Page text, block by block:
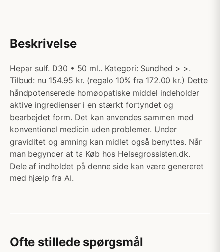
Beskrivelse
Hepar sulf. D30 • 50 ml.. Kategori: Sundhed > >.
Tilbud: nu 154.95 kr. (regalo 10% fra 172.00 kr.) Dette
håndpotenserede homøopatiske middel indeholder
aktive ingredienser i en stærkt fortyndet og
bearbejdet form. Det kan anvendes sammen med
konventionel medicin uden problemer. Under
graviditet og amning kan midlet også benyttes. Når
man begynder at ta Køb hos Helsegrossisten.dk.
Dele af indholdet på denne side kan være genereret
med hjælp fra AI.
Ofte stillede spørgsmål